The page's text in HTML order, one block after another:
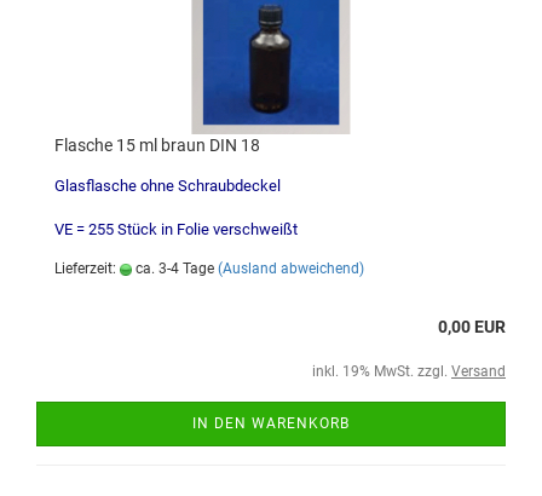
Flasche 15 ml braun DIN 18
Glasflasche ohne Schraubdeckel
VE = 255 Stück in Folie verschweißt
Lieferzeit: ca. 3-4 Tage (Ausland abweichend)
0,00 EUR
inkl. 19% MwSt. zzgl. Versand
IN DEN WARENKORB